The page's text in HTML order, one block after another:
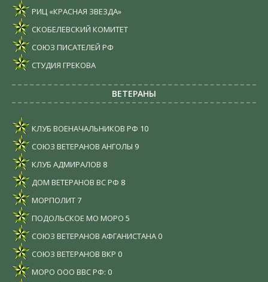
РИЦ «КРАСНАЯ ЗВЕЗДА»
СКОБЕЛЕВСКИЙ КОМИТЕТ
СОЮЗ ПИСАТЕЛЕЙ РФ
СТУДИЯ ГРЕКОВА
ВЕТЕРАНЫ
КЛУБ ВОЕНАЧАЛЬНИКОВ РФ 10
СОЮЗ ВЕТЕРАНОВ АНГОЛЫ 9
КЛУБ АДМИРАЛОВ 8
ДОМ ВЕТЕРАНОВ ВС РФ 8
МОРПОЛИТ7
ПОДОЛЬСКОЕ МО МОРО 5
СОЮЗ ВЕТЕРАНОВ АФГАНИСТАНА 0
СОЮЗ ВЕТЕРАНОВ ВКР 0
МОРО ООО ВВС РФ: 0